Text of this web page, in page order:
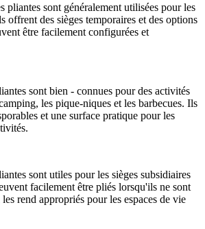
pliantes sont généralement utilisées pour les
offrent des sièges temporaires et des options
être facilement configurées et
sont bien - connues pour des activités
les pique-niques et les barbecues. Ils
et une surface pratique pour les
sont utiles pour les sièges subsidiaires
facilement être pliés lorsqu'ils ne sont
rend appropriés pour les espaces de vie